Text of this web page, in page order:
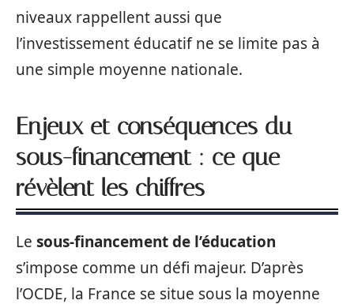
niveaux rappellent aussi que
l’investissement éducatif ne se limite pas à
une simple moyenne nationale.
Enjeux et conséquences du
sous-financement : ce que
révèlent les chiffres
Le sous-financement de l’éducation
s’impose comme un défi majeur. D’après
l’OCDE, la France se situe sous la moyenne